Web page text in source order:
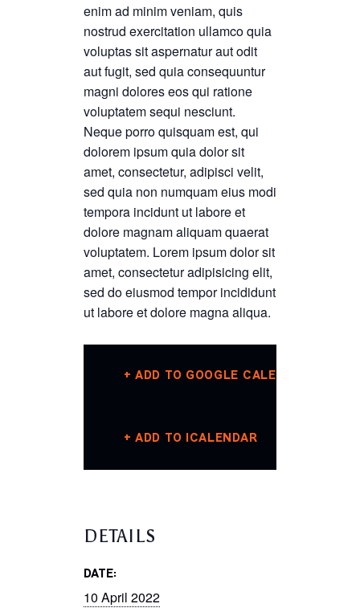
enim ad minim veniam, quis
nostrud exercitation ullamco quia
voluptas sit aspernatur aut odit
aut fugit, sed quia consequuntur
magni dolores eos qui ratione
voluptatem sequi nesciunt.
Neque porro quisquam est, qui
dolorem ipsum quia dolor sit
amet, consectetur, adipisci velit,
sed quia non numquam eius modi
tempora incidunt ut labore et
dolore magnam aliquam quaerat
voluptatem. Lorem ipsum dolor sit
amet, consectetur adipisicing elit,
sed do eiusmod tempor incididunt
ut labore et dolore magna aliqua.
+ ADD TO GOOGLE CALENDAR
+ ADD TO ICALENDAR
DETAILS
DATE:
10 April 2022